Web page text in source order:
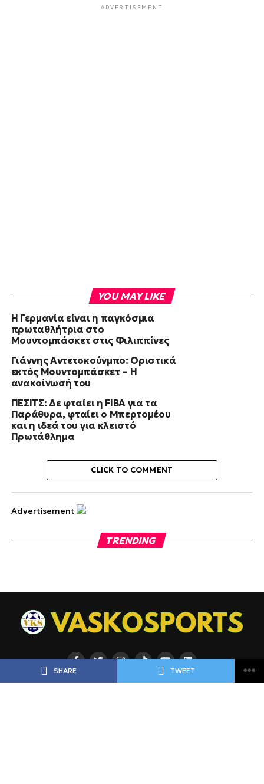
SHARE TWEET
ADVERTISEMENT
YOU MAY LIKE
Η Γερμανία είναι η παγκόσμια
πρωταθλήτρια στο
Μουντομπάσκετ στις Φιλιππίνες
Γιάννης Αντετοκούνμπο: Οριστικά
εκτός Μουντομπάσκετ – Η
ανακοίνωσή του
ΠΕΣΙΤΣ: Δε φταίει η FIBA για τα
Παράθυρα, φταίει ο Μπερτομέου
και η ιδεά του για κλειστό
Πρωτάθλημα
CLICK TO COMMENT
Advertisement
TRENDING